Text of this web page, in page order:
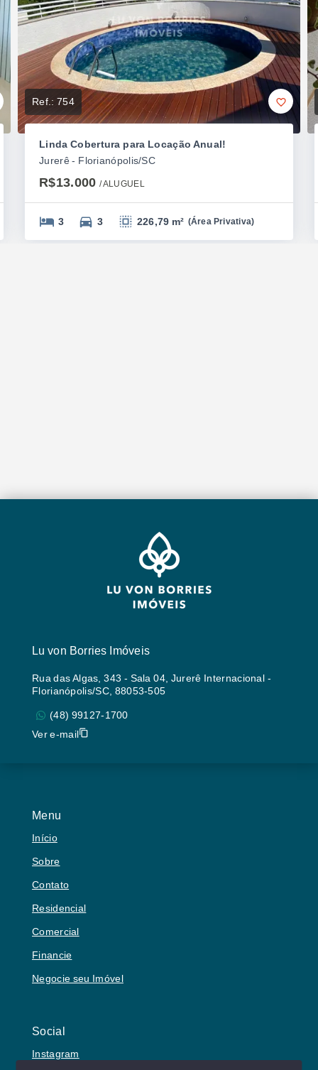
Ref.:754
Linda Cobertura para Locação Anual!
Jurerê - Florianópolis/SC
R$13.000 / ALUGUEL
3 3 226,79 m² (Área Privativa)
Menu
Início
Sobre
Contato
Residencial
Comercial
Financie
Negocie seu Imóvel
Social
Instagram
Lu von Borries Imóveis
Rua das Algas, 343 - Sala 04, Jurerê Internacional -
Florianópolis/SC, 88053-505
(48) 99127-1700
Ver e-mail